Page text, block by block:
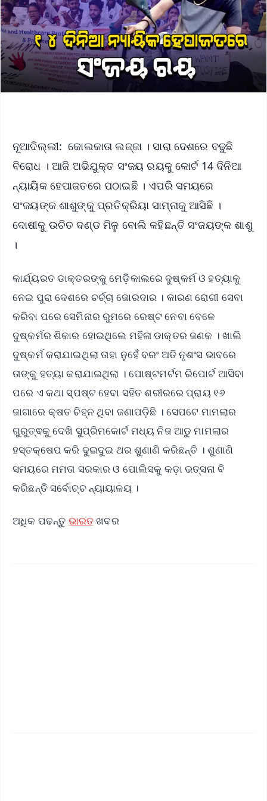
ନୂଆଦିଲ୍ଲୀ: କୋଲକାତା ଲଜ୍ଜା । ସାରା ଦେଶରେ ବଢୁଛି
ବିରୋଧ । ଆଜି ଅଭିଯୁକ୍ତ ସଂଜୟ ରୟକୁ କୋର୍ଟ 14 ଦିନିଆ
ନ୍ୟାୟିକ ହେପାଜତରେ ପଠାଇଛି । ଏପରି ସମୟରେ
ସଂଜୟଙ୍କ ଶାଶୁଙ୍କୁ ପ୍ରତିକ୍ରିୟା ସାମ୍ନାକୁ ଆସିଛି ।
ଦୋଷୀକୁ ଉଚିତ ଦଣ୍ଡ ମିଳୁ ବୋଲି କହିଛନ୍ତି ସଂଜୟଙ୍କ ଶାଶୁ
।
କାର୍ଯ୍ୟରତ ଡାକ୍ତରଙ୍କୁ ମେଡ଼ିକାଲରେ ଦୁଷ୍କର୍ମ ଓ ହତ୍ୟାକୁ
ନେଇ ପୁରା ଦେଶରେ ଚର୍ଚ୍ଚା ଜୋରଦାର । କାରଣ ରୋଗୀ ସେବା
କରିବା ପରେ ସେମିନାର ରୁମରେ ରେଷ୍ଟ ନେବା ବେଳେ
ଦୁଷ୍କର୍ମର ଶିକାର ହୋଇଥିଲେ ମହିଳା ଡାକ୍ତର ଜଣକ । ଖାଲି
ଦୁଷ୍କର୍ମ କରାଯାଇଥିଲା ତାହା ନୁହେଁ ବରଂ ଅତି ନୃଶଂସ ଭାବରେ
ତାଙ୍କୁ ହତ୍ୟା କରାଯାଇଥିଲା । ପୋଷ୍ଟମର୍ଟମ ରିପୋର୍ଟ ଆସିବା
ପରେ ଏ କଥା ସ୍ପଷ୍ଟ ହେବା ସହିତ ଶରୀରରେ ପ୍ରାୟ ୧୬
ଜାଗାରେ କ୍ଷତ ଚିହ୍ନ ଥିବା ଜଣାପଡ଼ିଛି । ସେପଟେ ମାମଲାର
ଗୁରୁତ୍ଵକୁ ଦେଖି ସୁପ୍ରିମକୋର୍ଟ ମଧ୍ୟ ନିଜ ଆଡୁ ମାମଲାର
ହସ୍ତକ୍ଷେପ କରି ଦୁଇଦୁଇ ଥର ଶୁଣାଣି କରିଛନ୍ତି । ଶୁଣାଣି
ସମୟରେ ମମତା ସରକାର ଓ ପୋଲିସକୁ କଡ଼ା ଭତ୍ସନା ବି
କରିଛନ୍ତି ସର୍ବୋଚ୍ଚ ନ୍ୟାୟାଳୟ ।
ଅଧିକ ପଢନ୍ତୁ ଭାରତଖବର